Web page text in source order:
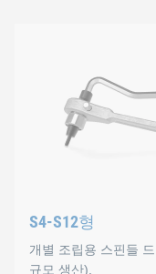
S4-S12형
개별 조립용 스핀들
규모 생산).